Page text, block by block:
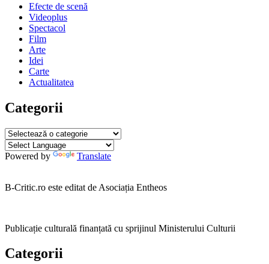
Efecte de scenă
Videoplus
Spectacol
Film
Arte
Idei
Carte
Actualitatea
Categorii
Categorii
Powered by Translate
B-Critic.ro este editat de Asociația Entheos
Publicație culturală finanțată cu sprijinul Ministerului Culturii
Categorii